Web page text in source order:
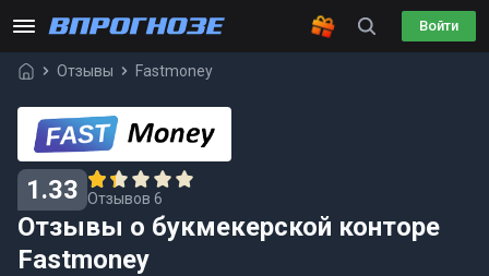
Войти
Отзывы Fastmoney
1.33 Отзывов 6
Отзывы о букмекерской конторе
Fastmoney